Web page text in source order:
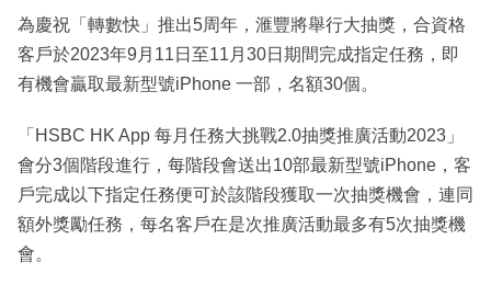
為慶祝「轉數快」推出5周年，滙豐將舉行大抽獎，合資格
客戶於2023年9月11日至11月30日期間完成指定任務，即
有機會贏取最新型號iPhone 一部，名額30個。
「HSBC HK App 每月任務大挑戰2.0抽獎推廣活動2023」
會分3個階段進行，每階段會送出10部最新型號iPhone，客
戶完成以下指定任務便可於該階段獲取一次抽獎機會，連同
額外獎勵任務，每名客戶在是次推廣活動最多有5次抽獎機
會。